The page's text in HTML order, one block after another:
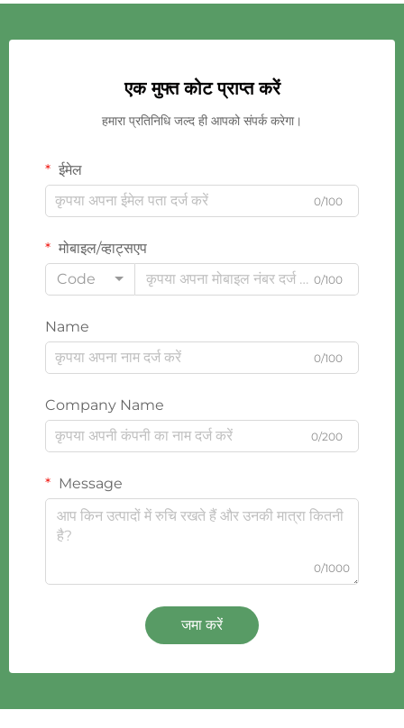
एक मुफ्त कोट प्राप्त करें
हमारा प्रतिनिधि जल्द ही आपको संपर्क करेगा।
ईमेल
0/100
मोबाइल/व्हाट्सएप
Code
0/100
Name
0/100
Company Name
0/200
Message
0/1000
जमा करें